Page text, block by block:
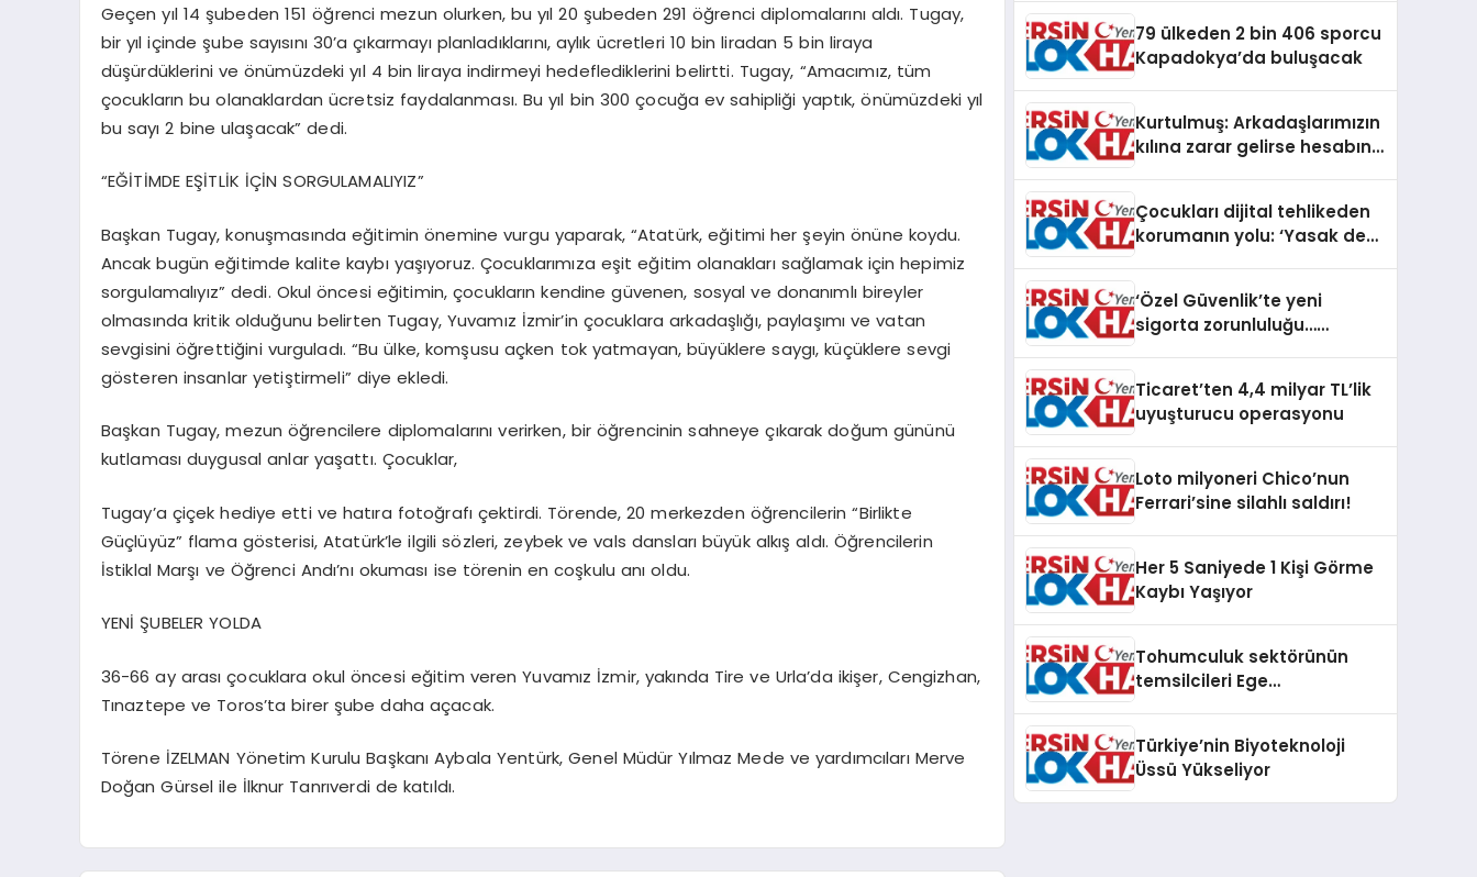
Geçen yıl 14 şubeden 151 öğrenci mezun olurken, bu yıl 20 şubeden 291 öğrenci diplomalarını aldı. Tugay,
bir yıl içinde şube sayısını 30’a çıkarmayı planladıklarını, aylık ücretleri 10 bin liradan 5 bin liraya
düşürdüklerini ve önümüzdeki yıl 4 bin liraya indirmeyi hedeflediklerini belirtti. Tugay, “Amacımız, tüm
çocukların bu olanaklardan ücretsiz faydalanması. Bu yıl bin 300 çocuğa ev sahipliği yaptık, önümüzdeki yıl
bu sayı 2 bine ulaşacak” dedi.
“EĞİTİMDE EŞİTLİK İÇİN SORGULAMALIYIZ”
Başkan Tugay, konuşmasında eğitimin önemine vurgu yaparak, “Atatürk, eğitimi her şeyin önüne koydu.
Ancak bugün eğitimde kalite kaybı yaşıyoruz. Çocuklarımıza eşit eğitim olanakları sağlamak için hepimiz
sorgulamalıyız” dedi. Okul öncesi eğitimin, çocukların kendine güvenen, sosyal ve donanımlı bireyler
olmasında kritik olduğunu belirten Tugay, Yuvamız İzmir’in çocuklara arkadaşlığı, paylaşımı ve vatan
sevgisini öğrettiğini vurguladı. “Bu ülke, komşusu açken tok yatmayan, büyüklere saygı, küçüklere sevgi
gösteren insanlar yetiştirmeli” diye ekledi.
Başkan Tugay, mezun öğrencilere diplomalarını verirken, bir öğrencinin sahneye çıkarak doğum gününü
kutlaması duygusal anlar yaşattı. Çocuklar,
Tugay’a çiçek hediye etti ve hatıra fotoğrafı çektirdi. Törende, 20 merkezden öğrencilerin “Birlikte
Güçlüyüz” flama gösterisi, Atatürk’le ilgili sözleri, zeybek ve vals dansları büyük alkış aldı. Öğrencilerin
İstiklal Marşı ve Öğrenci Andı’nı okuması ise törenin en coşkulu anı oldu.
YENİ ŞUBELER YOLDA
36-66 ay arası çocuklara okul öncesi eğitim veren Yuvamız İzmir, yakında Tire ve Urla’da ikişer, Cengizhan,
Tınaztepe ve Toros’ta birer şube daha açacak.
Törene İZELMAN Yönetim Kurulu Başkanı Aybala Yentürk, Genel Müdür Yılmaz Mede ve yardımcıları Merve
Doğan Gürsel ile İlknur Tanrıverdi de katıldı.
79 ülkeden 2 bin 406 sporcu
Kapadokya’da buluşacak
Kurtulmuş: Arkadaşlarımızın
kılına zarar gelirse hesabını
Çocukları dijital tehlikeden
korumanın yolu: ‘Yasak değil
‘Özel Güvenlik’te yeni
sigorta zorunluluğu…
Ticaret’ten 4,4 milyar TL’lik
uyuşturucu operasyonu
Loto milyoneri Chico’nun
Ferrari’sine silahlı saldırı!
Her 5 Saniyede 1 Kişi Görme
Kaybı Yaşıyor
Tohumculuk sektörünün
temsilcileri Ege
Türkiye’nin Biyoteknoloji
Üssü Yükseliyor